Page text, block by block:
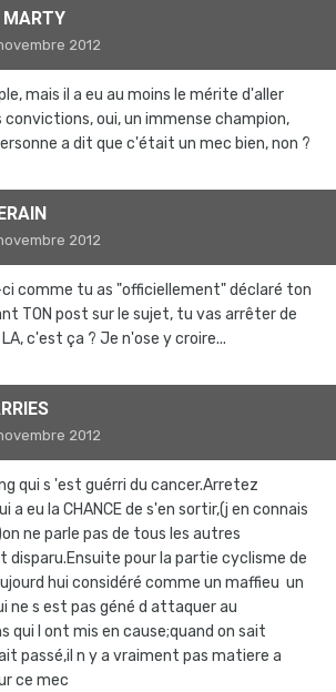
2012
mais il a eu au moins le mérite d'aller
convictions, oui, un immense champion,
a dit que c'était un mec bien, non ?
2012
comme tu as "officiellement" déclaré ton
TON post sur le sujet, tu vas arrêter de
c'est ça ? Je n'ose y croire...
2012
qui s 'est guérri du cancer.Arretez
a eu la CHANCE de s'en sortir,(j en connais
ne parle pas de tous les autres
disparu.Ensuite pour la partie cyclisme de
hui considéré comme un maffieu un
ne s est pas géné d attaquer au
qui l ont mis en cause;quand on sait
passé,il n y a vraiment pas matiere a
ce mec